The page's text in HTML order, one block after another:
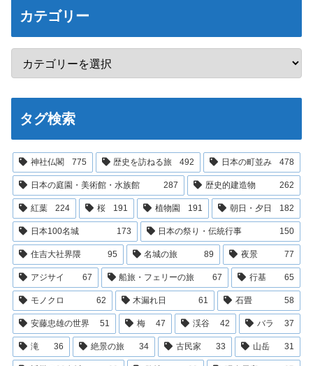
カテゴリー
タグ検索
神社仏閣 775 歴史を訪ねる旅 492 日本の町並み 478
日本の庭園・美術館・水族館 287 歴史的建造物 262
紅葉 224 桜 191 植物園 191 朝日・夕日 182
日本100名城 173 日本の祭り・伝統行事 150
住吉大社界隈 95 名城の旅 89 夜景 77
アジサイ 67 船旅・フェリーの旅 67 行基 65
モノクロ 62 木漏れ日 61 石畳 58
安藤忠雄の世界 51 梅 47 渓谷 42 バラ 37
滝 36 絶景の旅 34 古民家 33 山岳 31